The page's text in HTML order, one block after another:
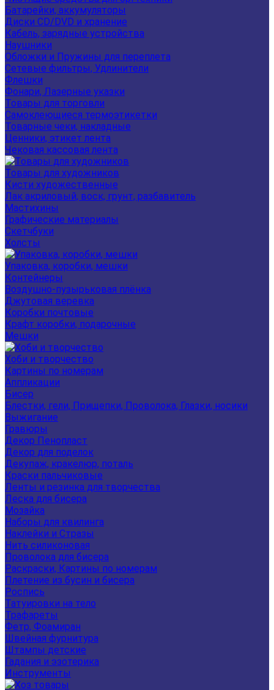
Батарейки, аккумуляторы
Диски CD/DVD и хранение
Кабель, зарядные устройства
Наушники
Обложки и Пружины для переплета
Сетевые фильтры, Удлинители
Флешки
Фонари, Лазерные указки
Товары для торговли
Самоклеющиеся термоэтикетки
Товарные чеки, накладные
Ценники, этикет лента
Чековая кассовая лента
Товары для художников
Кисти художественные
Лак акриловый, воск, грунт, разбавитель
Мастихины
Графические материалы
Скетчбуки
Холсты
Упаковка, коробки, мешки
Контейнеры
Воздушно-пузырьковая плёнка
Джутовая веревка
Коробки почтовые
Крафт коробки, подарочные
Мешки
Хоби и творчество
Картины по номерам
Аппликации
Бисер
Блестки, гели, Прищепки, Проволока, Глазки, носики
Выжигание
Гравюры
Декор Пенопласт
Декор для поделок
Декупаж, кракелюр, поталь
Краски пальчиковые
Ленты и резинка для творчества
Леска для бисера
Мозайка
Наборы для квилинга
Наклейки и Стразы
Нить силиконовая
Проволока для бисера
Раскраски, Картины по номерам
Плетение из бусин и бисера
Роспись
Татуировки на тело
Трафареты
Фетр, Фоамиран
Швейная фурнитура
Штампы детские
Гадания и эзотерика
Инструменты